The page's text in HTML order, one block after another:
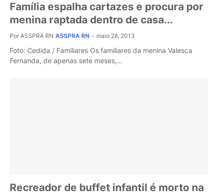
Família espalha cartazes e procura por
menina raptada dentro de casa...
Por ASSPRA RN ASSPRA RN - maio 28, 2013
Foto: Cedida / Familiares Os familiares da menina Valesca
Fernanda, de apenas sete meses,…
Recreador de buffet infantil é morto na